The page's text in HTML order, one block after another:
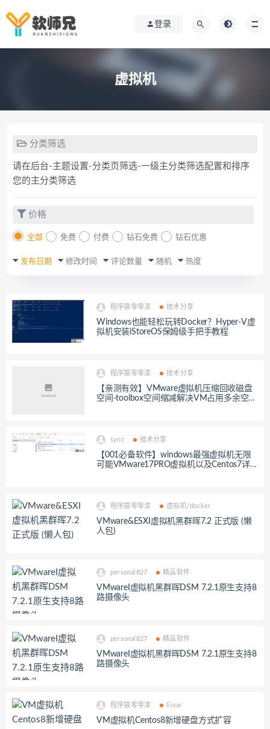
登录
虚拟机
分类筛选
请在后台-主题设置-分类页筛选-一级主分类筛选配置和排序
您的主分类筛选
价格
全部 免费 付费 钻石免费 钻石优惠
发布日期 修改时间 评论数量 随机 热度
程序猿零零漆 技术分享
Windows也能轻松玩转Docker？Hyper-V虚
拟机安装iStoreOS保姆级手把手教程
程序猿零零漆 技术分享
【亲测有效】VMware虚拟机压缩回收磁盘
空间-toolbox空间缩减解决VM占用多余空间
sync 技术分享
【001必备软件】windows最强虚拟机无限
可能VMware17PRO虚拟机以及Centos7详
程序猿零零漆 虚拟机/docker
VMware&ESXI虚拟机黑群晖7.2 正式版 (懒
人包)
personal827 精品软件
VMwareI虚拟机黑群晖DSM 7.2.1原生支持8
路摄像头
personal827 精品软件
VMwareI虚拟机黑群晖DSM 7.2.1原生支持8
路摄像头
程序猿零零漆 linux
VM虚拟机Centos8新增硬盘方式扩容